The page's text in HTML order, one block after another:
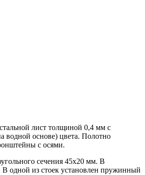
лист толщиной 0,4 мм с
водной основе) цвета. Полотно
с осями.
сечения 45х20 мм. В
В одной из стоек установлен пружинный